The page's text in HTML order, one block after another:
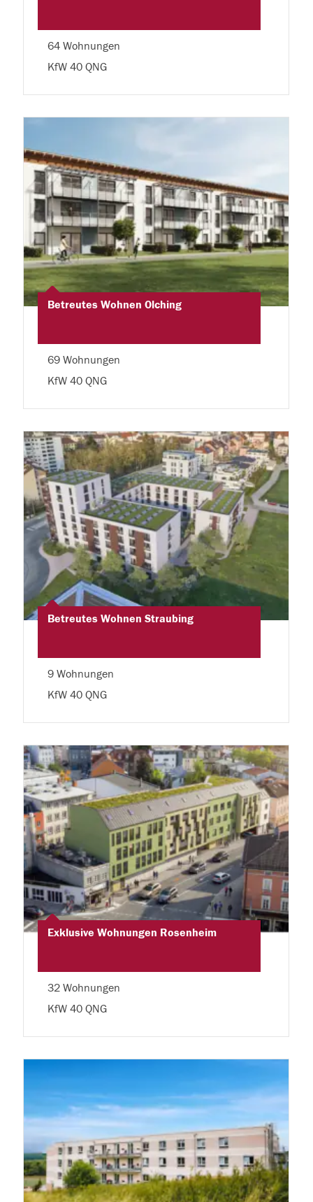
64 Wohnungen
KfW 40 QNG
Betreutes Wohnen Olching
69 Wohnungen
KfW 40 QNG
Betreutes Wohnen Straubing
9 Wohnungen
KfW 40 QNG
Exklusive Wohnungen Rosenheim
32 Wohnungen
KfW 40 QNG